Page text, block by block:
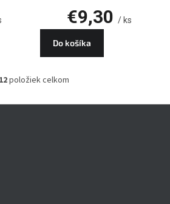
€9,30 / ks
Do košíka
O
l
12položiek celkom